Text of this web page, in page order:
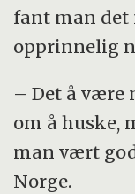
fant man det
opprinnelig
– Det å være
om å huske,
man vært
Norge.